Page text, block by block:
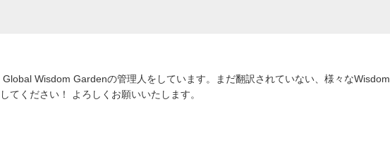
Global Wisdom Gardenの管理人をしています。まだ翻訳されていない、様々なWisdom
てください！ よろしくお願いいたします。